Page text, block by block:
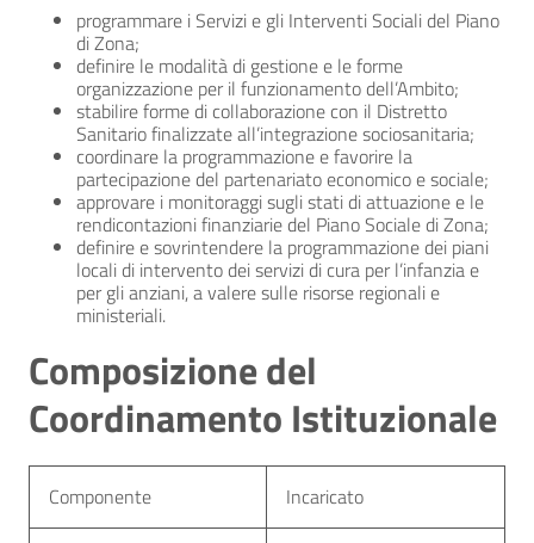
programmare i Servizi e gli Interventi Sociali del Piano
di Zona;
definire le modalità di gestione e le forme
organizzazione per il funzionamento dell’Ambito;
stabilire forme di collaborazione con il Distretto
Sanitario finalizzate all’integrazione sociosanitaria;
coordinare la programmazione e favorire la
partecipazione del partenariato economico e sociale;
approvare i monitoraggi sugli stati di attuazione e le
rendicontazioni finanziarie del Piano Sociale di Zona;
definire e sovrintendere la programmazione dei piani
locali di intervento dei servizi di cura per l’infanzia e
per gli anziani, a valere sulle risorse regionali e
ministeriali.
Composizione del
Coordinamento Istituzionale
Componente Incaricato